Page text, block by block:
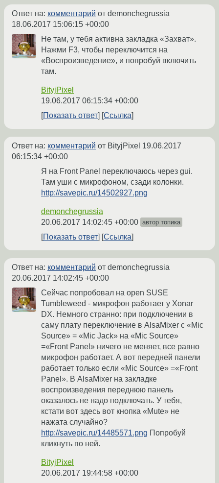
Ответ на: комментарий от demonchegrussia
18.06.2017 15:06:15 +00:00
Не там, у тебя активна закладка «Захват».
Нажми F3, чтобы переключится на
«Воспроизведение», и попробуй включить
там.
BityjPixel
19.06.2017 06:15:34 +00:00
Показать ответ
Ссылка
Ответ на: комментарий от BityjPixel 19.06.2017
06:15:34 +00:00
Я на Front Panel переключаюсь через gui.
Там уши с микрофоном, сзади колонки.
http://savepic.ru/14502927.png
demonchegrussia
20.06.2017 14:02:45 +00:00 автор топика
Показать ответ Ссылка
Ответ на: комментарий от demonchegrussia
20.06.2017 14:02:45 +00:00
Сейчас попробовал на open SUSE
Tumbleweed - микрофон работает у Xonar
DX. Немного странно: при подключении в
саму плату переключение в AlsaMixer с «Mic
Source» = «Mic Jack» на «Mic Source»
=«Front Panel» ничего не меняет, все равно
микрофон работает. А вот передней панели
работает только если «Mic Source» =«Front
Panel». В AlsaMixer на закладке
воспроизведения переднюю панель
оказалось не надо подключать. У тебя,
кстати вот здесь вот кнопка «Mute» не
нажата случайно?
http://savepic.ru/14485571.png Попробуй
кликнуть по ней.
BityjPixel
20.06.2017 19:44:58 +00:00